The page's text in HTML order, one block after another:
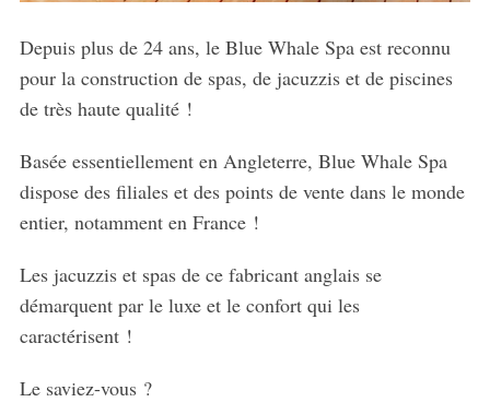
Depuis plus de 24 ans, le Blue Whale Spa est reconnu
pour la construction de spas, de jacuzzis et de piscines
de très haute qualité !
Basée essentiellement en Angleterre, Blue Whale Spa
dispose des filiales et des points de vente dans le monde
entier, notamment en France !
Les jacuzzis et spas de ce fabricant anglais se
démarquent par le luxe et le confort qui les
caractérisent !
Le saviez-vous ?